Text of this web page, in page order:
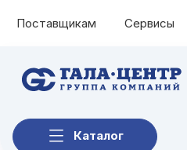
Поставщикам Сервисы
Каталог